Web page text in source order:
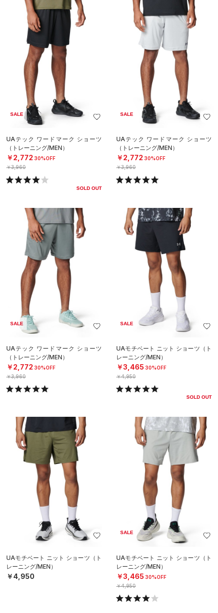
SALE
UAテック ワードマーク ショーツ
（トレーニング/MEN）
￥2,772 30%OFF
￥3,960
SOLD OUT
SALE
UAテック ワードマーク ショーツ
（トレーニング/MEN）
￥2,772 30%OFF
￥3,960
SALE
UAテック ワードマーク ショーツ
（トレーニング/MEN）
￥2,772 30%OFF
￥3,960
SALE
UAモチベート ニット ショーツ（ト
レーニング/MEN）
￥3,465 30%OFF
￥4,950
SOLD OUT
UAモチベート ニット ショーツ（ト
レーニング/MEN）
￥4,950
SALE
UAモチベート ニット ショーツ（ト
レーニング/MEN）
￥3,465 30%OFF
￥4,950